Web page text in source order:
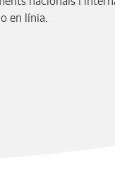
en línia.